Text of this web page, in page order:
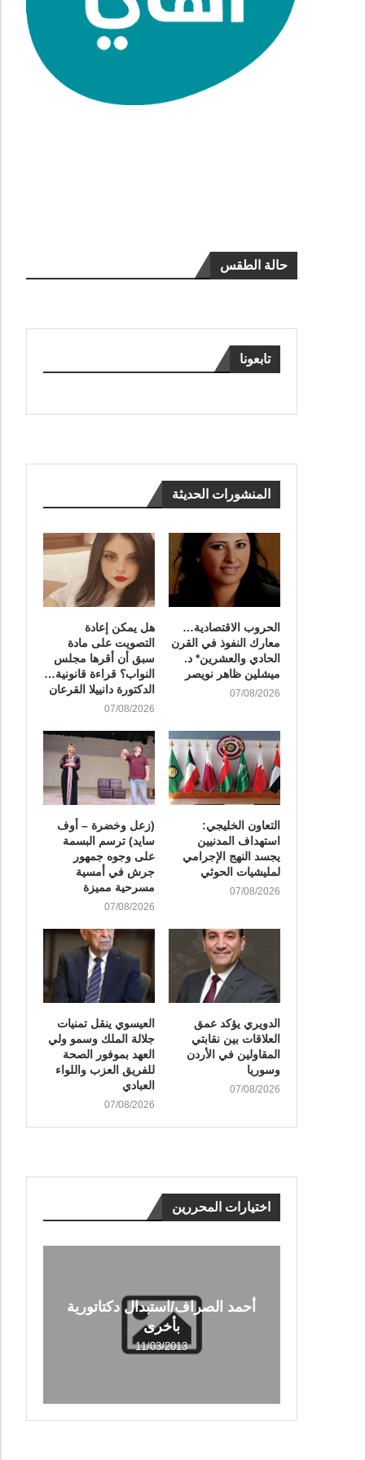
حالة الطقس
تابعونا
المنشورات الحديثة
الحروب الاقتصادية…
معارك النفوذ في القرن
الحادي والعشرين* د.
ميشلين ظاهر نويصر
07/08/2026
هل يمكن إعادة
التصويت على مادة
سبق أن أقرها مجلس
النواب؟ قراءة قانونية…
الدكتورة دانييلا القرعان
07/08/2026
التعاون الخليجي:
استهداف المدنيين
يجسد النهج الإجرامي
لمليشيات الحوثي
07/08/2026
(زعل وخضرة – أوف
سايد) ترسم البسمة
على وجوه جمهور
جرش في أمسية
مسرحية مميزة
07/08/2026
الدويري يؤكد عمق
العلاقات بين نقابتي
المقاولين في الأردن
وسوريا
07/08/2026
العيسوي ينقل تمنيات
جلالة الملك وسمو ولي
العهد بموفور الصحة
للفريق العزب واللواء
العبادي
07/08/2026
اختيارات المحررين
أحمد الصراف/استبدال دكتاتورية
بأخرى
11/03/2013